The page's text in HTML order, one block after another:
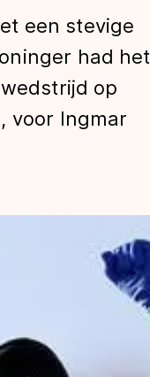
een stevige
had het
op
voor Ingmar